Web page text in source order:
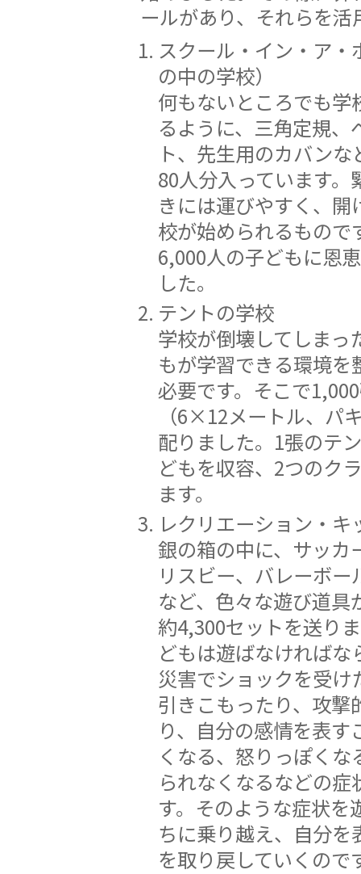
ールがあり、それらを活
スクール・イン・ア・
の中の学校）
何もないところでも学
るように、三角定規、
ト、先生用のカバン
80人分入っています。
きには運びやすく、開
校が始められるもので
6,000人の子どもに恩
した。
テントの学校
学校が倒壊してしまっ
もが学習できる環境を
必要です。そこで
（6×12メートル、パ
配りました。1張のテ
どもを収容、2つのク
ます。
レクリエーション・キ
銀の箱の中に、サッカ
リスビー、バレーボー
など、色々な遊び道具
約4,300セットを送り
どもは遊ばなければ
災害でショックを受け
引きこもったり、攻撃
り、自分の感情を表す
くなる、怒りっぽくな
られなくなるなどの症
す。そのような症状を
ちに乗り越え、自分を
を取り戻していくので